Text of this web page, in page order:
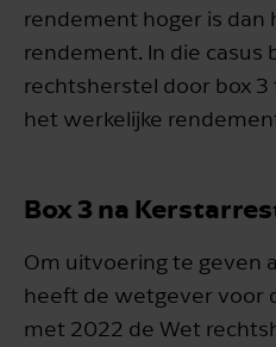
rendement hoger is dan
rendement. In die casus
rechtsherstel door box 3
het werkelijke
Box 3 na
Om uitvoering te geven
heeft de wetgever voor
met 2022 de Wet